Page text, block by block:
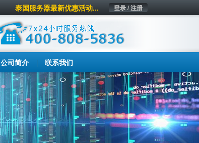
登录 / 注册
泰国服务器最新优惠活动...
公司简介 联系我们